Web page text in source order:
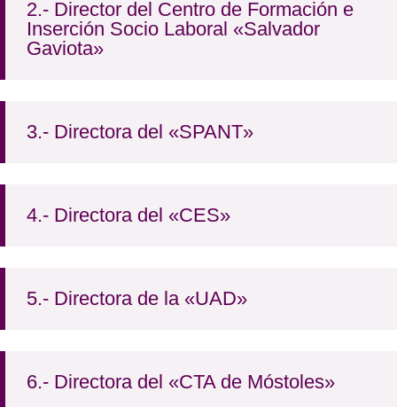
2.- Director del Centro de Formación e
Inserción Socio Laboral «Salvador
Gaviota»
3.- Directora del «SPANT»
4.- Directora del «CES»
5.- Directora de la «UAD»
6.- Directora del «CTA de Móstoles»